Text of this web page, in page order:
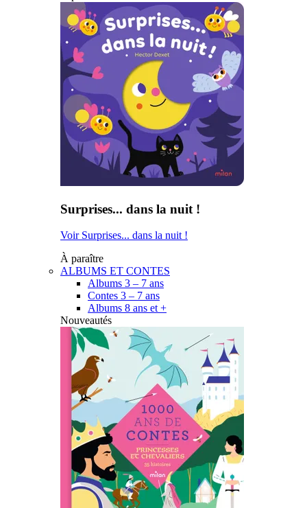
Surprises... dans la nuit !
Voir Surprises... dans la nuit !
À paraître
ALBUMS ET CONTES
Albums 3 – 7 ans
Contes 3 – 7 ans
Albums 8 ans et +
Nouveautés